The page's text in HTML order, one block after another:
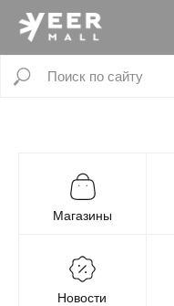
Магазины
Новости